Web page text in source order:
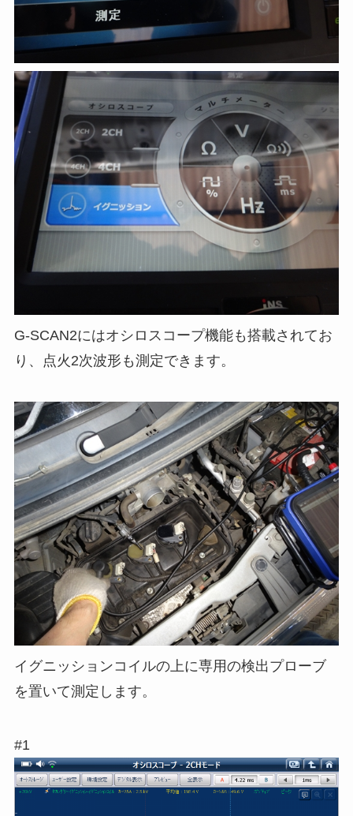
G-SCAN2にはオシロスコープ機能も搭載されてお
り、点火2次波形も測定できます。
イグニッションコイルの上に専用の検出プローブ
を置いて測定します。
#1